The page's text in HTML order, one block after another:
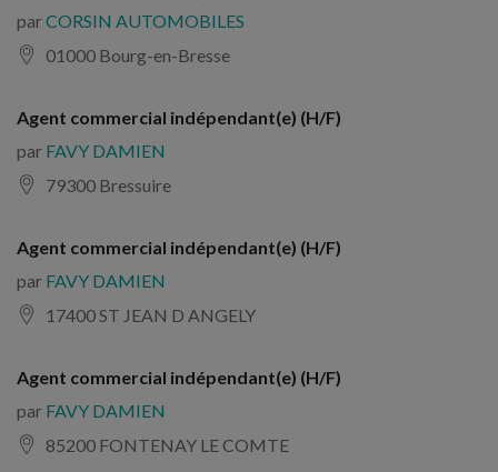
parCORSIN AUTOMOBILES
01000 Bourg-en-Bresse
Agent commercial indépendant(e) (H/F)
par FAVY DAMIEN
79300 Bressuire
Agent commercial indépendant(e) (H/F)
par FAVY DAMIEN
17400 ST JEAN D ANGELY
Agent commercial indépendant(e) (H/F)
par FAVY DAMIEN
85200 FONTENAY LE COMTE